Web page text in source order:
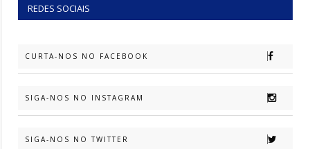
REDES SOCIAIS
CURTA-NOS NO FACEBOOK
SIGA-NOS NO INSTAGRAM
SIGA-NOS NO TWITTER